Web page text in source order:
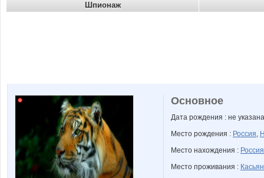
Шпионаж
Основное
Дата рождения : не указана
Место рождения : Россия,
Место нахождения : Россия
Место проживания :